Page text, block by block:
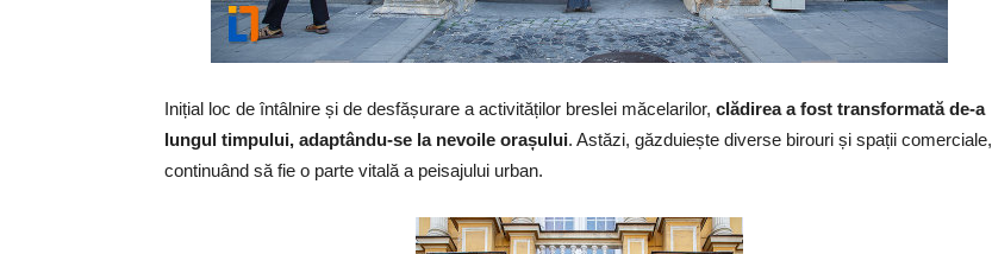
Inițial loc de întâlnire și de desfășurare a activităților breslei măcelarilor, clădirea a fost transformată de-a
lungul timpului, adaptându-se la nevoile orașului. Astăzi, găzduiește diverse birouri și spații comerciale,
continuând să fie o parte vitală a peisajului urban.